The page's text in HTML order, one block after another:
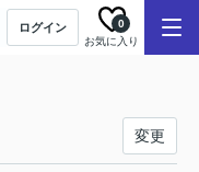
ログイン
お気に入り
0
変更